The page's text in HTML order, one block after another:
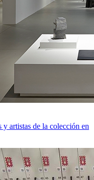
artistas de la colección en